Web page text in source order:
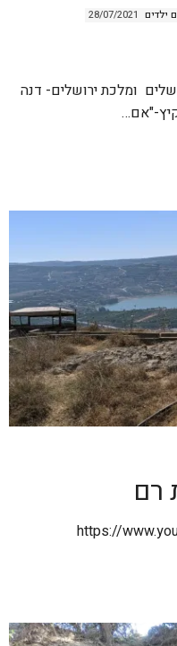
ילדים 28/07/2021
ומלכת ירושלים- דנה
"אם…
רם
https://